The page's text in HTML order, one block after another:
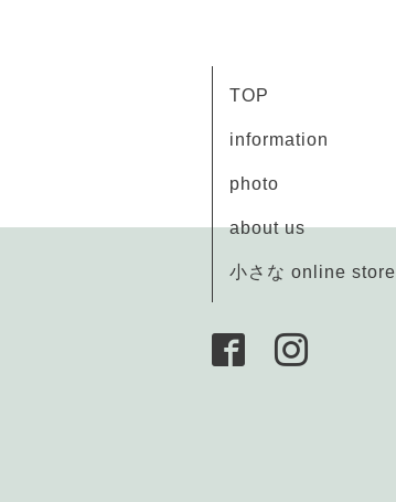
TOP
information
photo
about us
小さな online store